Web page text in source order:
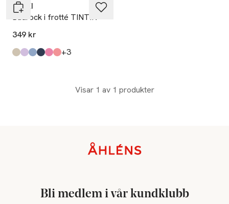
RIKIKI
Badrock i frotté TINTIN
349 kr
Produkten finns i färgerna:
Soft Green,
Purple Stripe,
Light Blue,
Navy,
Pink Stripe,
Multi, +3till
Visar 1 av 1 produkter
Bli medlem i vår kundklubb